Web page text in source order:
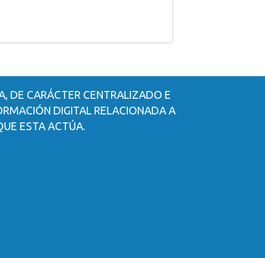
DE CARÁCTER CENTRALIZADO E
DIGITAL RELACIONADA A
ESTA ACTÚA.